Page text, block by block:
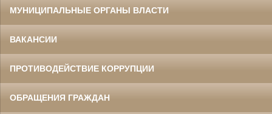
МУНИЦИПАЛЬНЫЕ ОРГАНЫ ВЛАСТИ
ВАКАНСИИ
ПРОТИВОДЕЙСТВИЕ КОРРУПЦИИ
ОБРАЩЕНИЯ ГРАЖДАН